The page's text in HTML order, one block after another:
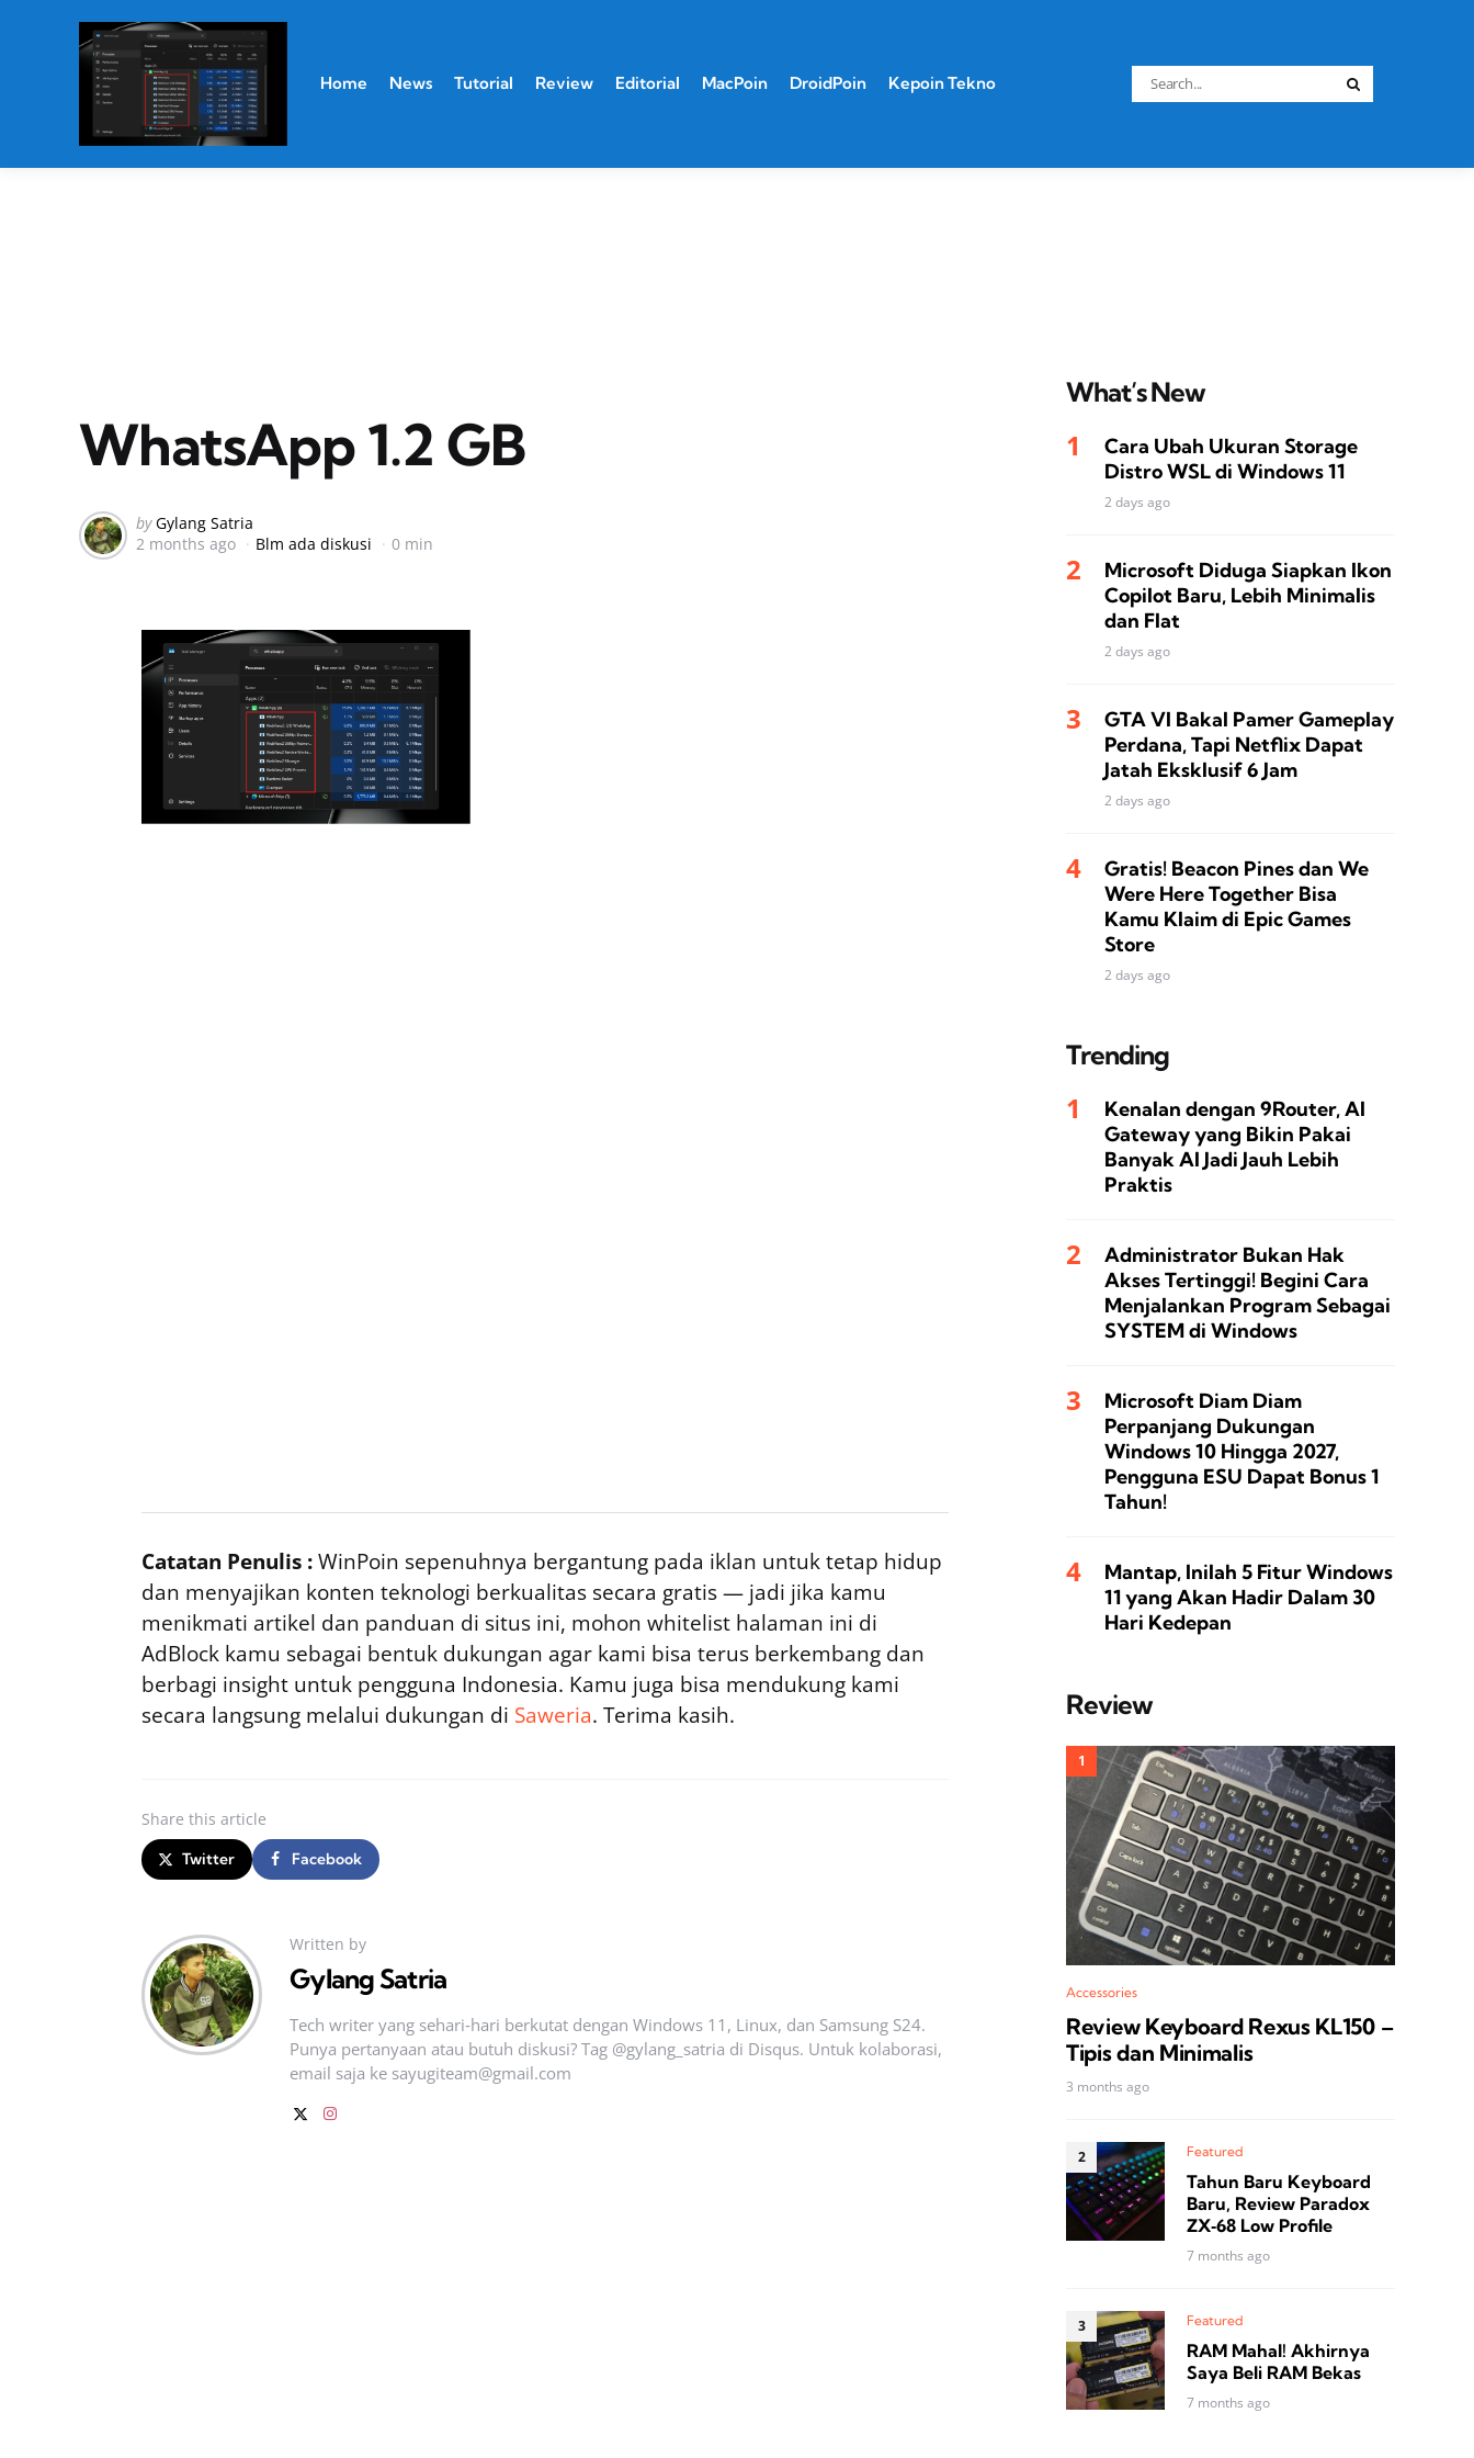
Home News Tutorial Review Editorial MacPoin DroidPoin Kepoin Tekno
Search
for:
WhatsApp 1.2 GB
Posted
by
by Gylang Satria
2 months ago
Blm ada diskusi 0 min
Catatan Penulis :WinPoin sepenuhnya bergantung pada iklan untuk tetap hidup
dan menyajikan konten teknologi berkualitas secara gratis — jadi jika kamu
menikmati artikel dan panduan di situs ini, mohon whitelist halaman ini di
AdBlock kamu sebagai bentuk dukungan agar kami bisa terus berkembang dan
berbagi insight untuk pengguna Indonesia. Kamu juga bisa mendukung kami
secara langsung melalui dukungan di Saweria. Terima kasih.
Share this article
Twitter Facebook
Written by
Gylang Satria
Tech writer yang sehari‑hari berkutat dengan Windows 11, Linux, dan Samsung S24.
Punya pertanyaan atau butuh diskusi? Tag @gylang_satria di Disqus. Untuk kolaborasi,
email saja ke sayugiteam@gmail.com
What’s New
Cara Ubah Ukuran Storage
Distro WSL di Windows 11
2 days ago
Microsoft Diduga Siapkan Ikon
Copilot Baru, Lebih Minimalis
dan Flat
2 days ago
GTA VI Bakal Pamer Gameplay
Perdana, Tapi Netflix Dapat
Jatah Eksklusif 6 Jam
2 days ago
Gratis! Beacon Pines dan We
Were Here Together Bisa
Kamu Klaim di Epic Games
Store
2 days ago
Trending
Kenalan dengan 9Router, AI
Gateway yang Bikin Pakai
Banyak AI Jadi Jauh Lebih
Praktis
Administrator Bukan Hak
Akses Tertinggi! Begini Cara
Menjalankan Program Sebagai
SYSTEM di Windows
Microsoft Diam Diam
Perpanjang Dukungan
Windows 10 Hingga 2027,
Pengguna ESU Dapat Bonus 1
Tahun!
Mantap, Inilah 5 Fitur Windows
11 yang Akan Hadir Dalam 30
Hari Kedepan
Review
Accessories
Review Keyboard Rexus KL150 –
Tipis dan Minimalis
3 months ago
Featured
Tahun Baru Keyboard
Baru, Review Paradox
ZX‑68 Low Profile
7 months ago
Featured
RAM Mahal! Akhirnya
Saya Beli RAM Bekas
7 months ago